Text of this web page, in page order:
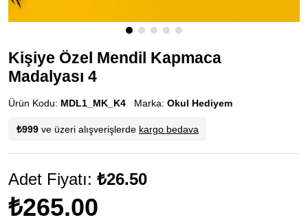
Kişiye Özel Mendil Kapmaca
Madalyası 4
Ürün Kodu: MDL1_MK_K4 Marka: Okul Hediyem
₺999 ve üzeri alışverişlerde kargo bedava
Adet Fiyatı: ₺26.50
₺265.00